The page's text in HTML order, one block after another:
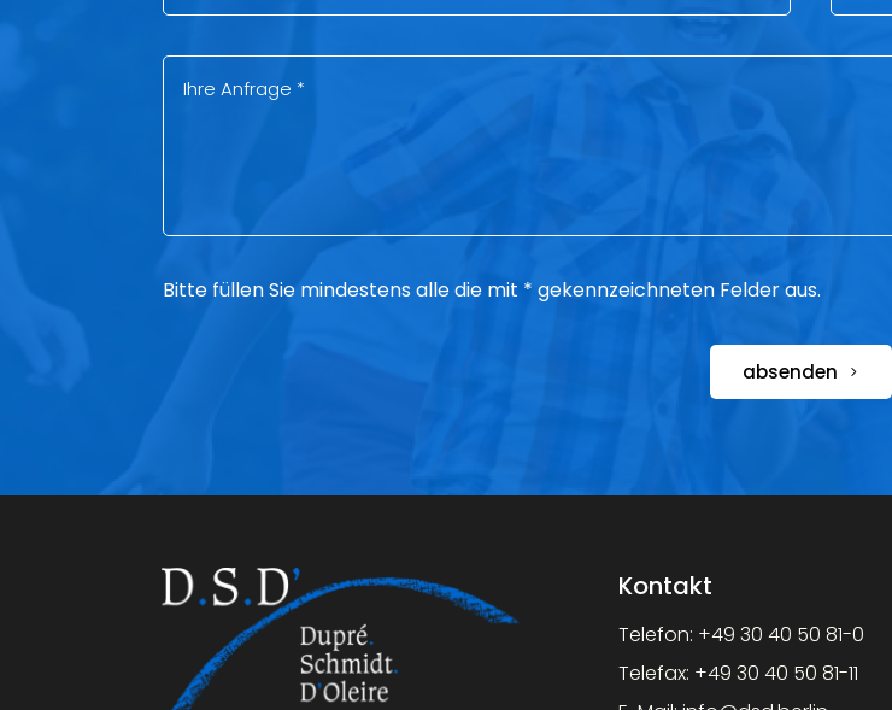
Bitte füllen Sie mindestens alle die mit * gekennzeichneten Felder aus.
absenden
Kontakt
Telefon: +49 30 40 50 81-0
Telefax: +49 30 40 50 81-11